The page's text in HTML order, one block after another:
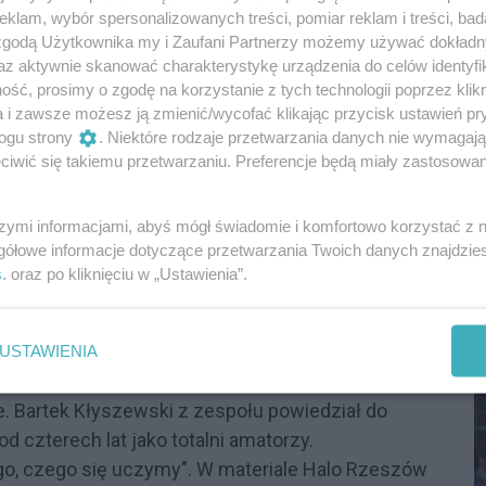
często brakuje w relacjach z podobnych
scheda" pod kierunkiem Justyny Drozd-Ochał
Pięty, wykonując tradycyjne pieśni
Sobótka i Dziewcze Płacze, z towarzyszeniem
— opowiadała Drozd-Ochał przed kamerą. W
miesza się z trzaskiem ogniska i
odtworzyć ze słuchawkami przy uchu.
taniec ludowy na żywo
z Gierzwałdu, który przyjechał do
Kłyszewski z zespołu powiedział do
czterech lat jako totalni amatorzy.
czego się uczymy". W materiale Halo Rzeszów
wybór spersonalizowanych treści, pomiar reklam i treści,
Użytkownika my i Zaufani Partnerzy możemy używać
aktywnie skanować charakterystykę urządzenia do celów
prosimy o zgodę na korzystanie z tych technologii poprzez
i zawsze możesz ją zmienić/wycofać klikając przycisk ustawień
strony
. Niektóre rodzaje przetwarzania danych nie
się takiemu przetwarzaniu. Preferencje będą miały
informacjami, abyś mógł świadomie i komfortowo korzystać z
informacje dotyczące przetwarzania Twoich danych
. oraz po kliknięciu w „Ustawienia”.
USTAWIENIA